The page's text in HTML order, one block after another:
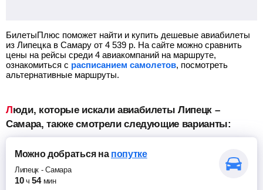
БилетыПлюс поможет найти и купить дешевые авиабилеты
из Липецка в Самару от 4 539 р. На сайте можно сравнить
цены на рейсы среди 4 авиакомпаний на маршруте,
ознакомиться с расписанием самолетов, посмотреть
альтернативные маршруты.
Люди, которые искали авиабилеты Липецк –
Самара, также смотрели следующие варианты:
Можно добратьсяна попутке
Липецк -Самара
10 ч 54 мин